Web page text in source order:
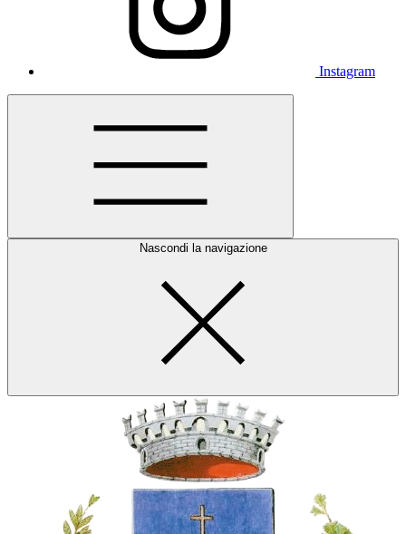
Instagram
Nascondi la navigazione